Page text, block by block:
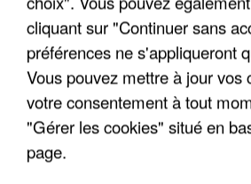
cliquant sur "Continuer sans
préférences ne s'appliqueront
Vous pouvez mettre à jour vos
votre consentement à tout
"Gérer les cookies" situé en
page.